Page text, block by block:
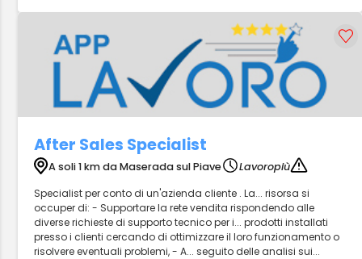
After Sales Specialist
A soli 1 km da Maserada sul Piave
Lavoropiù
Specialist per conto di un'azienda cliente . La... risorsa si
occuper di: - Supportare la rete vendita rispondendo alle
diverse richieste di supporto tecnico per i... prodotti installati
presso i clienti cercando di ottimizzare il loro funzionamento o
risolvere eventuali problemi, - A... seguito delle analisi sui...